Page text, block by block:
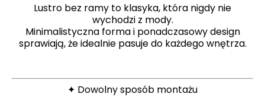
Lustro bez ramy to klasyka, która nigdy nie
wychodzi z mody.
Minimalistyczna forma i ponadczasowy design
sprawiają, że idealnie pasuje do każdego wnętrza.
✦ Dowolny sposób montażu